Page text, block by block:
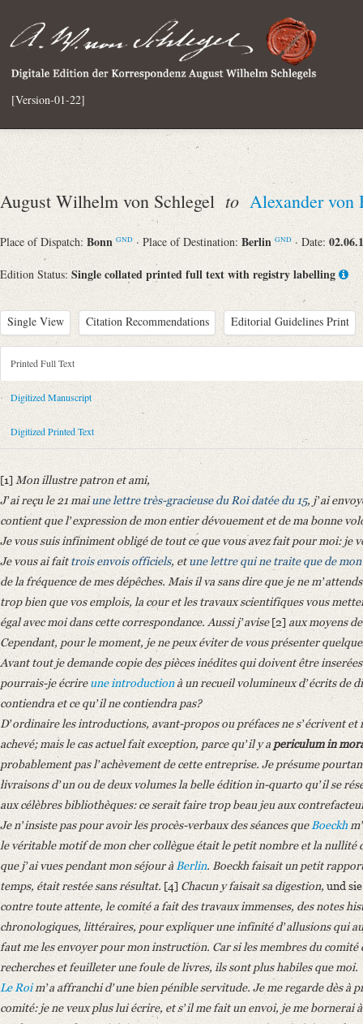
[Version-01-22]
August Wilhelm von Schlegel to Alexander von
Place of Dispatch: Bonn GND · Place of Destination: Berlin GND · Date:
Edition Status: Single collated printed full text with registry labelling
Single View Citation Recommendations Editorial Guidelines Print
Metadata Concerning Header
Sender: August Wilhelm von Schlegel
Recipient: Alexander von Humboldt
Place of Dispatch: Bonn
Place of Destination: Berlin
Notations: Konzept. Empfangsort erschlossen.
Printed Text
Provider: Dresden, Sächsische Landesbibliothek - Staats- und
OAI Id: 343347008
Bibliography: Briefe von und an August Wilhelm Schlegel.
Incipit: „[1] Mon illustre patron et ami,
Jʼai reçu le 21 mai une lettre très-gracieuse du Roi datée du 15, jʼai
Manuscript
Provider: Dresden, Sächsische Landesbibliothek - Staats- und
OAI Id: id-512528756
Classification Number: Mscr.Dresd.e.90,LXXV,Nr.3b(5)
Number of Pages: 11 S., o. U. (ab S. 2 von anderer Hand)
Language
French
Printed Full Text
Digitized Manuscript
Digitized Printed Text
[1] Mon illustre patron et ami,
Jʼai reçu le 21 maiune lettre très-gracieusedu Roidatée du 15, jʼai
contient que lʼexpression de mon entier dévouement et de ma bonne
Je vous suis infiniment obligé de tout ce que vous avez fait pour moi: je
Je vous ai faittrois envois officiels, etune lettre qui ne traite que de
de la fréquence de mes dépêches. Mais il va sans dire que je ne
trop bien que vos emplois, la cour et les travaux scientifiques vous
égal avec moi dans cette correspondance. Aussi jʼavise[2] aux moyens
Cependant, pour le moment, je ne peux éviter de vous présenter
Avant tout je demande copie des pièces inédites qui doivent être
pourrais-je écrireune introductionà un recueil volumineux dʼécrits de
contiendra et ce quʼil ne contiendra pas?
Dʼordinaire les introductions, avant-propos ou préfaces ne sʼécrivent
achevé; mais le cas actuel fait exception, parce quʼil y a periculum in
probablement pas lʼachèvement de cette entreprise. Je présume
livraisons dʼun ou de deux volumes la belle édition in-quarto quʼil se
aux célèbres bibliothèques: ce serait faire trop beau jeu aux
Je nʼinsiste pas pour avoir les procès-verbaux des séances que Boeckh
le véritable motif de mon cher collègue était le petit nombre et la nullité
que jʼai vues pendant mon séjour à Berlin. Boeckh faisait un petit
temps, était restée sans résultat. [4] Chacun y faisait sa digestion, und
contre toute attente, le comité a fait des travaux immenses, des notes
chronologiques, littéraires, pour expliquer une infinité dʼallusions qui
faut me les envoyer pour mon instruction. Car si les membres du comité
recherches et feuilleter une foule de livres, ils sont plus habiles que moi.
Le Roimʼa affranchi dʼune bien pénible servitude. Je me regarde dès à
comité: je ne veux plus lui écrire, et sʼil me fait un envoi, je me bornerai